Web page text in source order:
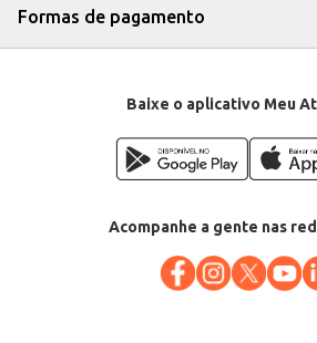
Formas de pagamento
Baixe o aplicativo Meu
Acompanhe a gente nas